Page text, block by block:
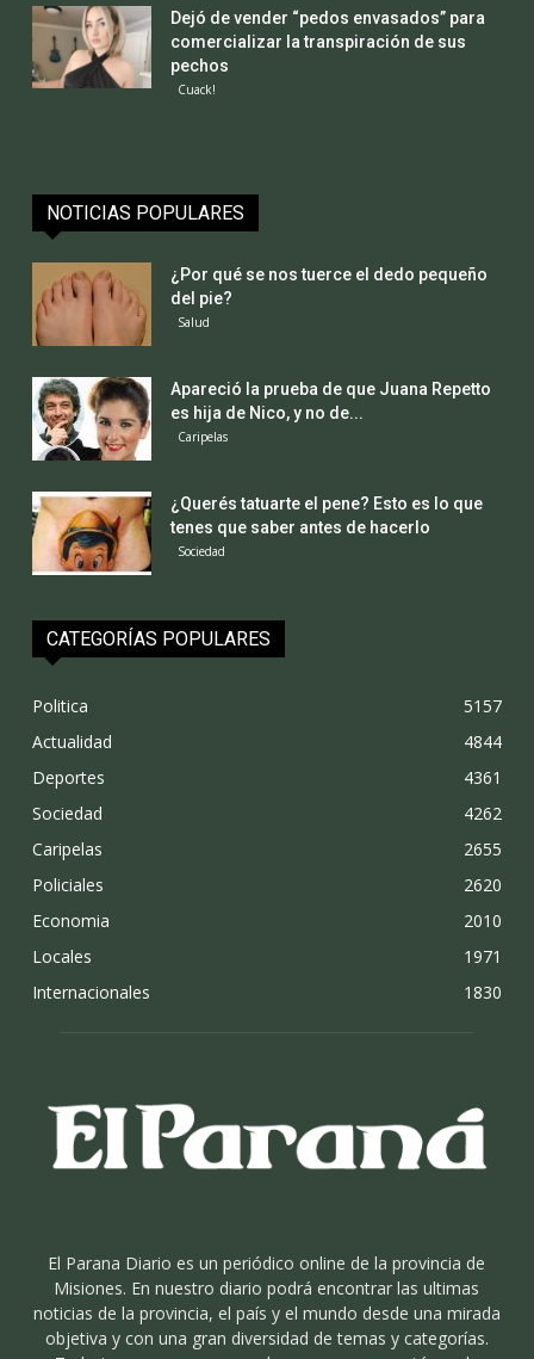
Dejó de vender “pedos envasados” para
comercializar la transpiración de sus
pechos
Cuack!
NOTICIAS POPULARES
¿Por qué se nos tuerce el dedo pequeño
del pie?
Salud
Apareció la prueba de que Juana Repetto
es hija de Nico, y no de...
Caripelas
¿Querés tatuarte el pene? Esto es lo que
tenes que saber antes de hacerlo
Sociedad
CATEGORÍAS POPULARES
Politica
5157
Actualidad
4844
Deportes
4361
Sociedad
4262
Caripelas
2655
Policiales
2620
Economia
2010
Locales
1971
Internacionales
1830
El Parana Diario es un periódico online de la provincia de
Misiones. En nuestro diario podrá encontrar las ultimas
noticias de la provincia, el país y el mundo desde una mirada
objetiva y con una gran diversidad de temas y categorías.